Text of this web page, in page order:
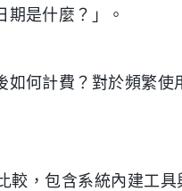
期是什麼？」。
何計費？對於頻繁
，包含系統內建工具